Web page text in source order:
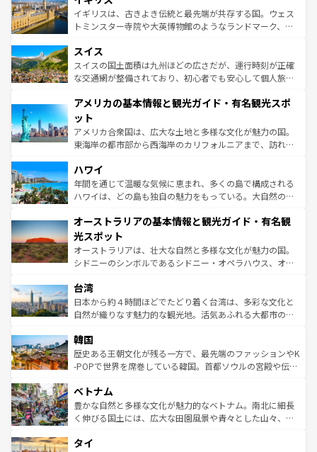
らに、パリ以外の地域にも魅力が溢れており、どの街角に
も豊かな歴史と文化が息づいている。パリ以外の個性あふ
を参照してほしい。
ルリンの文化的活気、バイエルン州のアルプスの絶景、そ
してライン川沿いのワイン畑といった風景は必見。ビール
は、お酒好きな人にはぜひ体験してほしい。 なお、新着の
ドイツ情報はコンテンツ一覧を参照してほしい。
イギリスは、古きよき伝統と最先端が共存する国。ウェス
トミンスター寺院や大英博物館のようなランドマーク、歴
リアごとに異なる魅力がある。また、優雅なアフタヌーン
ティー、ビール好きにはたまらない英国パブ、サッカー観
戦など、本場だからこそできる体験も豊富。イギリスを旅
ンツ一覧を参照してほしい。
スイス
スイスの国土面積は九州ほどの広さだが、運行時刻が正確
な交通網が整備されており、初心者でも安心して個人旅行
の建物がそのまま残る町や、スイスならではのユニークな
博物館もあり、アルプス観光だけでなく町歩きも満喫する
ことができる。国民の所得が高いため物価も高いが、旅行
者向けの交通パス提供のサービスもあり、うまく活用すれ
着のスイス情報は
アメリカの基本情報と観光ガイド・有名観光スポ
ット
アメリカ合衆国は、広大な土地と多様な文化が魅力の国。
東海岸の都市部から西海岸のカリフォルニアまで、訪れる
のような巨大都市は、観光、ショッピング、エンターテイ
ンメントが詰まった刺激的なスポットだ。一方、アメリカ
西部には大自然が広がり、グランドキャニオンやイエロー
部のニューオーリンズでは、音楽と美食が融合した独特の
文化が魅力。旅行者はアメリカの各地域で異なる魅力を楽
しみながら、その多様性と豊かな歴史を感じることができ
るだろう。車でのロードトリップや列車の旅も、アメリカ
情報は
ハワイ
年間を通じて温暖な気候に恵まれ、多くの島で構成される
ハワイは、どの島も独自の魅力をもっている。大自然の神
ワイ島は見逃せない。また、定番の観光地といえばオアフ
島だが、静かな自然を求めるならマウイ島やカウアイ島が
おすすめ。エメラルドグリーンに輝く海をはじめ、豊かな
文化や歴史が息づいている。「アロハスピリット」と呼ば
人々、おいしいローカルフードやハワイアンミュージッ
ク、伝統的なフラダンスなど、すべてがハワイの魅力を彩
っている。訪れるたびに新しい発見と感動が待っているハ
はコンテンツ一覧
オーストラリアの基本情報と観光ガイド・有名観
光スポット
オーストラリアは、壮大な自然と多様な文化が魅力の国。
シドニーのシンボルであるシドニー・オペラハウス、オー
リアリーフや大陸中央部にそびえるウルル（エアーズロッ
ク）、タスマニアの美しい原生林やケアンズの熱帯雨林な
ど、見どころがたくさん。また、カフェやワイン、オージ
いる。アクティビティも充実しており、サーフィンやダイ
ビング、ハイキングなど、アウトドア好きにはたまらな
い。オーストラリアの多彩な魅力を存分に味わいつくそ
参照してほしい。
台湾
日本から約４時間ほどでたどり着く台湾は、多彩な文化と
自然が織りなす魅力的な観光地。活気あふれる大都市の台
ン）、静ひつな山岳地帯である台湾東部など、都市の喧騒
と山間の静けさが共存しており、訪れる人に新しい発見と
驚きをもたらしてくれる。また、奥深い台湾の食文化も魅
容にもいいと評判のスイーツなど、バラエティ豊かな料理
が味わえる。 なお、新着の台湾情報は コンテンツ一覧を参
照してほしい。
韓国
歴史ある王朝文化が残る一方で、最先端のファッションやK
-POPで世界を席巻している韓国。首都ソウルの宮殿や伝統
き、地方に足を延ばせば四季折々の自然美を楽しむことが
できる。そして、キムチや焼肉、絶品のストリートフード
まで、さまざまな韓国料理が待っている。夜には、韓国な
リティに包まれながら、韓国の多彩な魅力を心ゆくまで味
ベトナム
豊かな自然と多様な文化が魅力的なベトナム。南北に細長
く伸びる国土には、広大な田園風景や青々とした山々、世
急速な発展と共に伝統が息づく。ハノイの古い町並みやホ
タイ